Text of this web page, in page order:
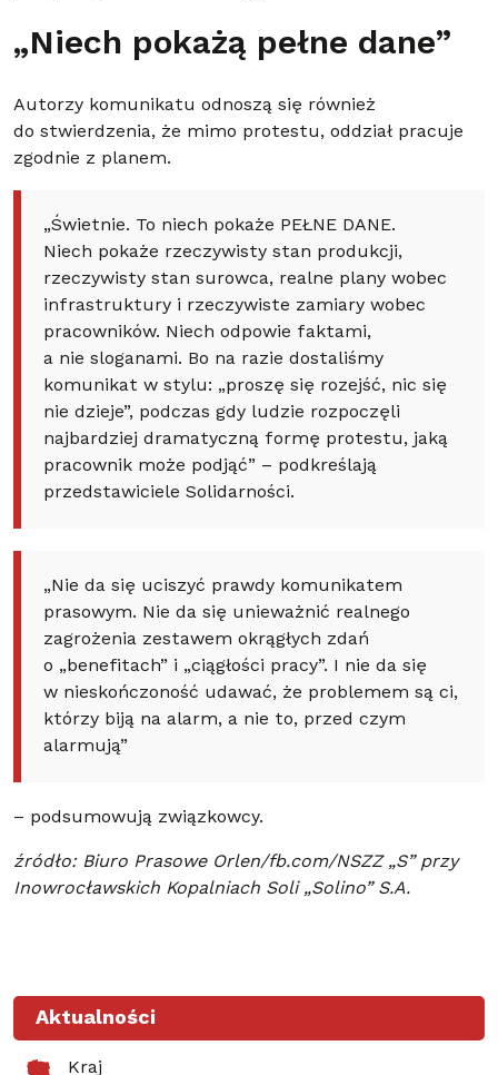
„Niech pokażą pełne dane”
Autorzy komunikatu odnoszą się również
do stwierdzenia, że mimo protestu, oddział pracuje
zgodnie z planem.
„Świetnie. To niech pokaże PEŁNE DANE.
Niech pokaże rzeczywisty stan produkcji,
rzeczywisty stan surowca, realne plany wobec
infrastruktury i rzeczywiste zamiary wobec
pracowników. Niech odpowie faktami,
a nie sloganami. Bo na razie dostaliśmy
komunikat w stylu: „proszę się rozejść, nic się
nie dzieje”, podczas gdy ludzie rozpoczęli
najbardziej dramatyczną formę protestu, jaką
pracownik może podjąć” – podkreślają
przedstawiciele Solidarności.
„Nie da się uciszyć prawdy komunikatem
prasowym. Nie da się unieważnić realnego
zagrożenia zestawem okrągłych zdań
o „benefitach” i „ciągłości pracy”. I nie da się
w nieskończoność udawać, że problemem są ci,
którzy biją na alarm, a nie to, przed czym
alarmują”
– podsumowują związkowcy.
źródło: Biuro Prasowe Orlen/fb.com/NSZZ „S” przy
Inowrocławskich Kopalniach Soli „Solino” S.A.
Aktualności
Kraj